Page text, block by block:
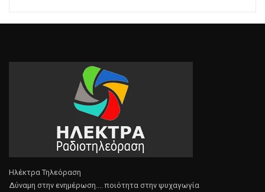
Ηλέκτρα Τηλεόραση
Δύναμη στην ενημέρωση.... ποιότητα στην ψυχαγωγία